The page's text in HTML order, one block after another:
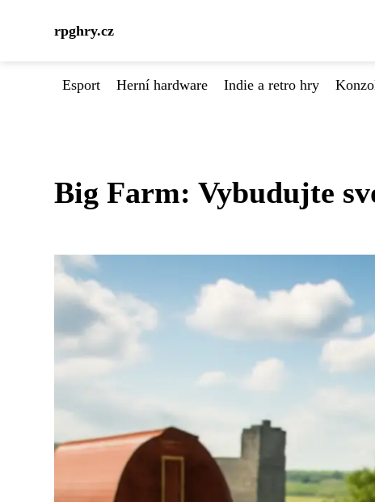
rpghry.cz
Esport Herní hardware Indie a retro hry
Big Farm: Vybudujte